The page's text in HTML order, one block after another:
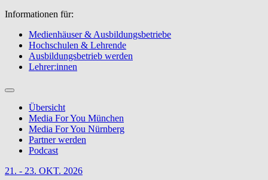
Informationen für:
Medienhäuser & Ausbildungsbetriebe
Hochschulen & Lehrende
Ausbildungsbetrieb werden
Lehrer:innen
Übersicht
Media For You München
Media For You Nürnberg
Partner werden
Podcast
21. - 23. OKT. 2026